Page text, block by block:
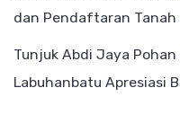
dan Pendaftaran Tanah
Tunjuk Abdi Jaya Pohan
Labuhanbatu Apresiasi